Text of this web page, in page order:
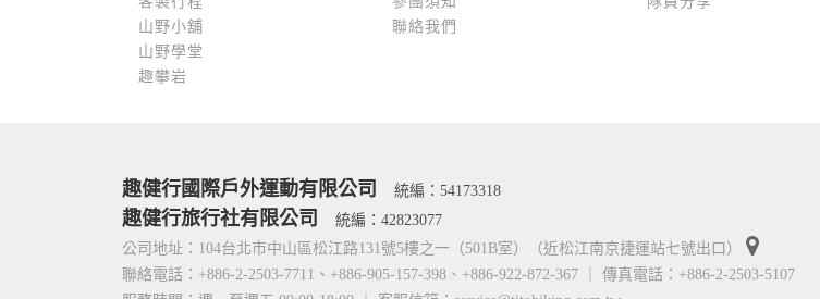
本網站將在事前或註冊登錄取得您的同意後，傳送商業性資料或電子郵件給您。本公司
郵件上提供您能隨時停止接收這些資料或電子郵件的方法及說明。
資料使用:
2.為了保護使用者個人隱私，我們無法為您查詢其他使用者的帳號資料。若您有相關法律
配合警政單位調查並提供所有相關資料，以協助調查及破案！
自我保護措施:
請妥善保管您在本公司及相關企業伙伴網站的帳號、密碼或個人資料，不要將任何資料、
山野小舖
山野學堂
趣攀岩
聯絡我們
趣健行國際戶外運動有限公司 統編：54173318
趣健行旅行社有限公司
統編：42823077
公司地址：104台北市中山區松江路131號5樓之一（501B室）（近松江南京捷運站七號出口）
聯絡電話：+886-2-2503-7711、+886-905-157-398、+886-922-872-367 ｜ 傳真電話：+886-2-2503-5107